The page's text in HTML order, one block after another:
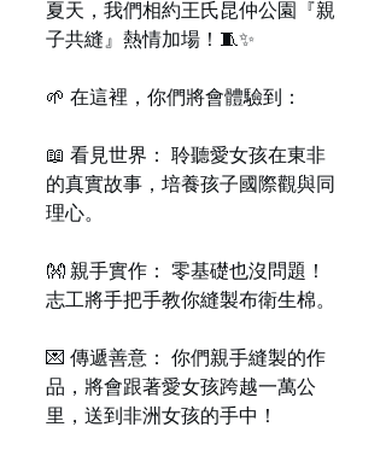
夏天，我們相約王氏昆仲公園『親
子共縫』熱情加場！🧵✨
🌱 在這裡，你們將會體驗到：
📖 看見世界： 聆聽愛女孩在東非
的真實故事，培養孩子國際觀與同
理心。
👐 親手實作： 零基礎也沒問題！
志工將手把手教你縫製布衛生棉。
💌 傳遞善意： 你們親手縫製的作
品，將會跟著愛女孩跨越一萬公
里，送到非洲女孩的手中！